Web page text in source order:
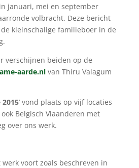
januari, mei en september
volbracht. Deze bericht
kleinschalige familieboer in de
verschijnen beiden op de
aarde.nlvan Thiru Valagum
’ vond plaats op vijf locaties
Belgisch Vlaanderen met
over ons werk.
voort zoals beschreven in